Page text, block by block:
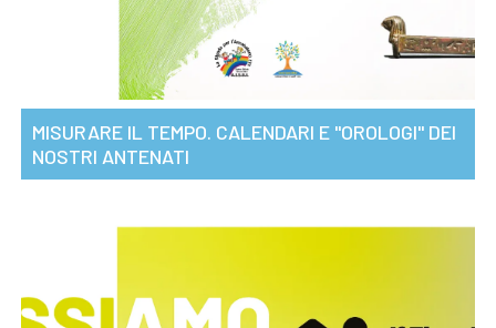
MISURARE IL TEMPO. CALENDARI E "OROLOGI" DEI
NOSTRI ANTENATI